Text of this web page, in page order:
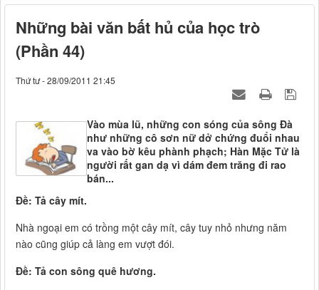
Những bài văn bất hủ của học trò
(Phần 44)
Thứ tư - 28/09/2011 21:45
Vào mùa lũ, những con sóng của sông Đà
như những cô sơn nữ dở chứng đuổi nhau
va vào bờ kêu phành phạch; Hàn Mặc Tử là
người rất gan dạ vì dám đem trăng đi rao
bán...
Đề: Tả cây mít.
Nhà ngoại em có trồng một cây mít, cây tuy nhỏ nhưng năm
nào cũng giúp cả làng em vượt đói.
Đề: Tả con sông quê hương.